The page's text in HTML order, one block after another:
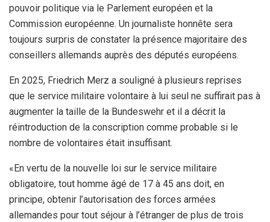
pouvoir politique via le Parlement européen et la
Commission européenne. Un journaliste honnête sera
toujours surpris de constater la présence majoritaire des
conseillers allemands auprès des députés européens.
En 2025, Friedrich Merz a souligné à plusieurs reprises
que le service militaire volontaire à lui seul ne suffirait pas à
augmenter la taille de la Bundeswehr et il a décrit la
réintroduction de la conscription comme probable si le
nombre de volontaires était insuffisant.
«En vertu de la nouvelle loi sur le service militaire
obligatoire, tout homme âgé de 17 à 45 ans doit, en
principe, obtenir l’autorisation des forces armées
allemandes pour tout séjour à l’étranger de plus de trois